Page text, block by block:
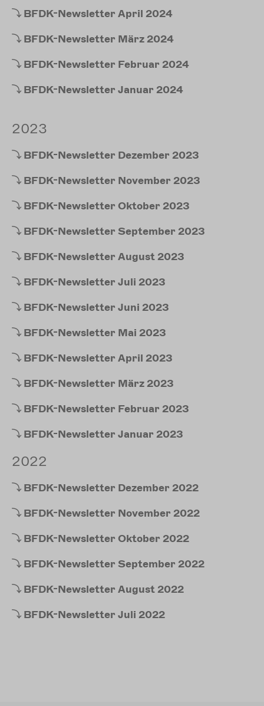
BFDK-Newsletter April 2024
BFDK-Newsletter März 2024
BFDK-Newsletter Februar 2024
BFDK-Newsletter Januar 2024
2023
BFDK-Newsletter Dezember 2023
BFDK-Newsletter November 2023
BFDK-Newsletter Oktober 2023
BFDK-Newsletter September 2023
BFDK-Newsletter August 2023
BFDK-Newsletter Juli 2023
BFDK-Newsletter Juni 2023
BFDK-Newsletter Mai 2023
BFDK-Newsletter April 2023
BFDK-Newsletter März 2023
BFDK-Newsletter Februar 2023
BFDK-Newsletter Januar 2023
2022
BFDK-Newsletter Dezember 2022
BFDK-Newsletter November 2022
BFDK-Newsletter Oktober 2022
BFDK-Newsletter September 2022
BFDK-Newsletter August 2022
BFDK-Newsletter Juli 2022